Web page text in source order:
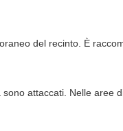
del recinto. È
attaccati. Nelle aree